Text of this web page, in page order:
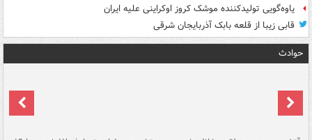
یاوه‌گویی تولیدکننده موشک کروز اوکراینی علیه ایران
قابی زیبا از قلعه بابک آذربایجان شرقی
حوادث